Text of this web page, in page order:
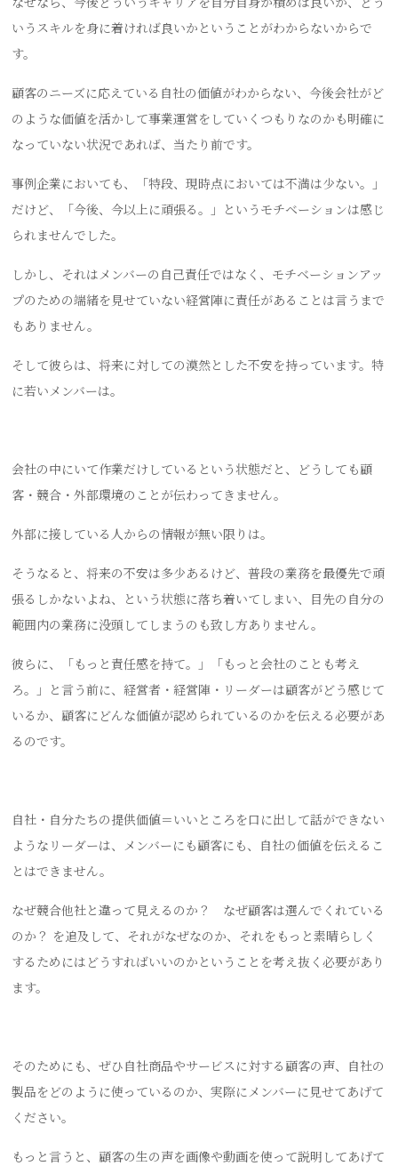
いうスキルを身に着ければ良いかということがわからないからで
す。
顧客のニーズに応えている自社の価値がわからない、今後会社がど
のような価値を活かして事業運営をしていくつもりなのかも明確に
なっていない状況であれば、当たり前です。
事例企業においても、「特段、現時点においては不満は少ない。」
だけど、「今後、今以上に頑張る。」というモチベーションは感じ
られませんでした。
しかし、それはメンバーの自己責任ではなく、モチベーションアッ
プのための端緒を見せていない経営陣に責任があることは言うまで
もありません。
そして彼らは、将来に対しての漠然とした不安を持っています。特
に若いメンバーは。
会社の中にいて作業だけしているという状態だと、どうしても顧
客・競合・外部環境のことが伝わってきません。
外部に接している人からの情報が無い限りは。
そうなると、将来の不安は多少あるけど、普段の業務を最優先で頑
張るしかないよね、という状態に落ち着いてしまい、目先の自分の
範囲内の業務に没頭してしまうのも致し方ありません。
彼らに、「もっと責任感を持て。」「もっと会社のことも考え
ろ。」と言う前に、経営者・経営陣・リーダーは顧客がどう感じて
いるか、顧客にどんな価値が認められているのかを伝える必要があ
るのです。
自社・自分たちの提供価値＝いいところを口に出して話ができない
ようなリーダーは、メンバーにも顧客にも、自社の価値を伝えるこ
とはできません。
なぜ競合他社と違って見えるのか？ なぜ顧客は選んでくれている
のか？ を追及して、それがなぜなのか、それをもっと素晴らしく
するためにはどうすればいいのかということを考え抜く必要があり
ます。
そのためにも、ぜひ自社商品やサービスに対する顧客の声、自社の
製品をどのように使っているのか、実際にメンバーに見せてあげて
ください。
もっと言うと、顧客の生の声を画像や動画を使って説明してあげて